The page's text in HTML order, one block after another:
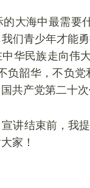
大海中最需要
们青少年才能
华民族走向伟
负韶华，不负
共产党第二十
讲结束前，我
家！